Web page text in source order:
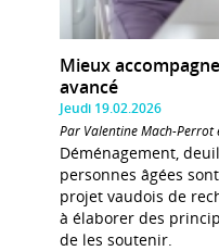
Mieux
avancé
Jeudi 19.02.2026
Par Valentine Mach-Perrot
Déménagement,
personnes âgées
projet vaudois de
à élaborer des
de les soutenir.